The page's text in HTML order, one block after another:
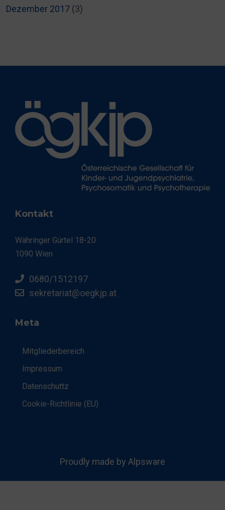
Dezember 2017 (3)
Kontakt
Währinger Gürtel 18-20
1090 Wien
0680/1512197
sekretariat@oegkjp.at
Meta
Mitgliederbereich
Impressum
Datenschuttz
Cookie-Richtlinie (EU)
Proudly made by Alpsware